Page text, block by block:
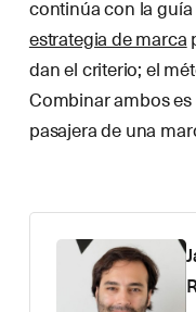
continúa con la
estrategia de marca
dan el criterio; el
Combinar ambos
pasajera de una